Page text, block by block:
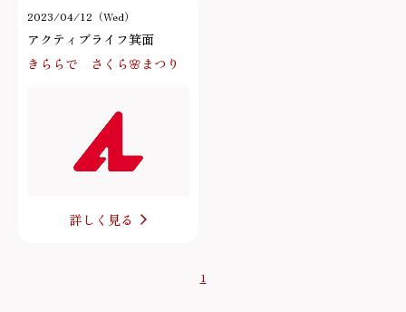
2023/04/12（Wed）
アクティブライフ箕面
きららで さくら🌸まつり
詳しく見る
1